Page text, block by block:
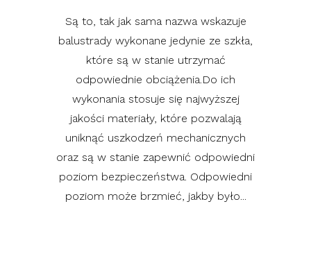
Są to, tak jak sama nazwa wskazuje
balustrady wykonane jedynie ze szkła,
które są w stanie utrzymać
odpowiednie obciążenia.Do ich
wykonania stosuje się najwyższej
jakości materiały, które pozwalają
uniknąć uszkodzeń mechanicznych
oraz są w stanie zapewnić odpowiedni
poziom bezpieczeństwa. Odpowiedni
poziom może brzmieć, jakby było...